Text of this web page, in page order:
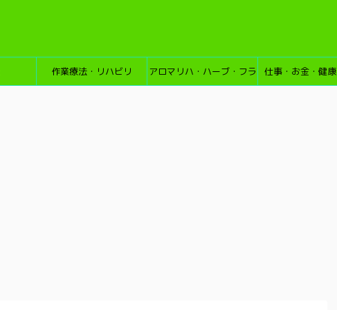
作業療法・リハビリ アロマリハ・ハーブ・フラ 仕事・お金・健